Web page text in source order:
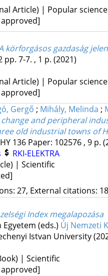
Article) | Popular science
körforgásos gazdaság
pp. 7-7. , 1 p. (2021)
Article) | Popular science
Gergő ; Mihály, Melinda ;
and peripheral
old industrial towns of
136 Paper: 102576 , 9 p.
RKI-ELEKTRA
| Scientific
27, External citations:
Index megalapozása
Egyetem (eds.) Új Nemzeti
Istvan University
| Scientific